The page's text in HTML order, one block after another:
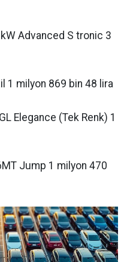
Advanced S tronic 3
1 milyon 869 bin 48 lira
Elegance (Tek Renk) 1
Jump 1 milyon 470